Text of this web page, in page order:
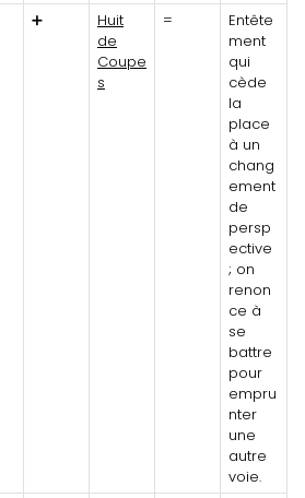
➕
Huit
de
Coupe
s
=
Entête
ment
qui
cède
la
place
à un
chang
ement
de
persp
ective
; on
renon
ce à
se
battre
pour
empru
nter
une
autre
voie.